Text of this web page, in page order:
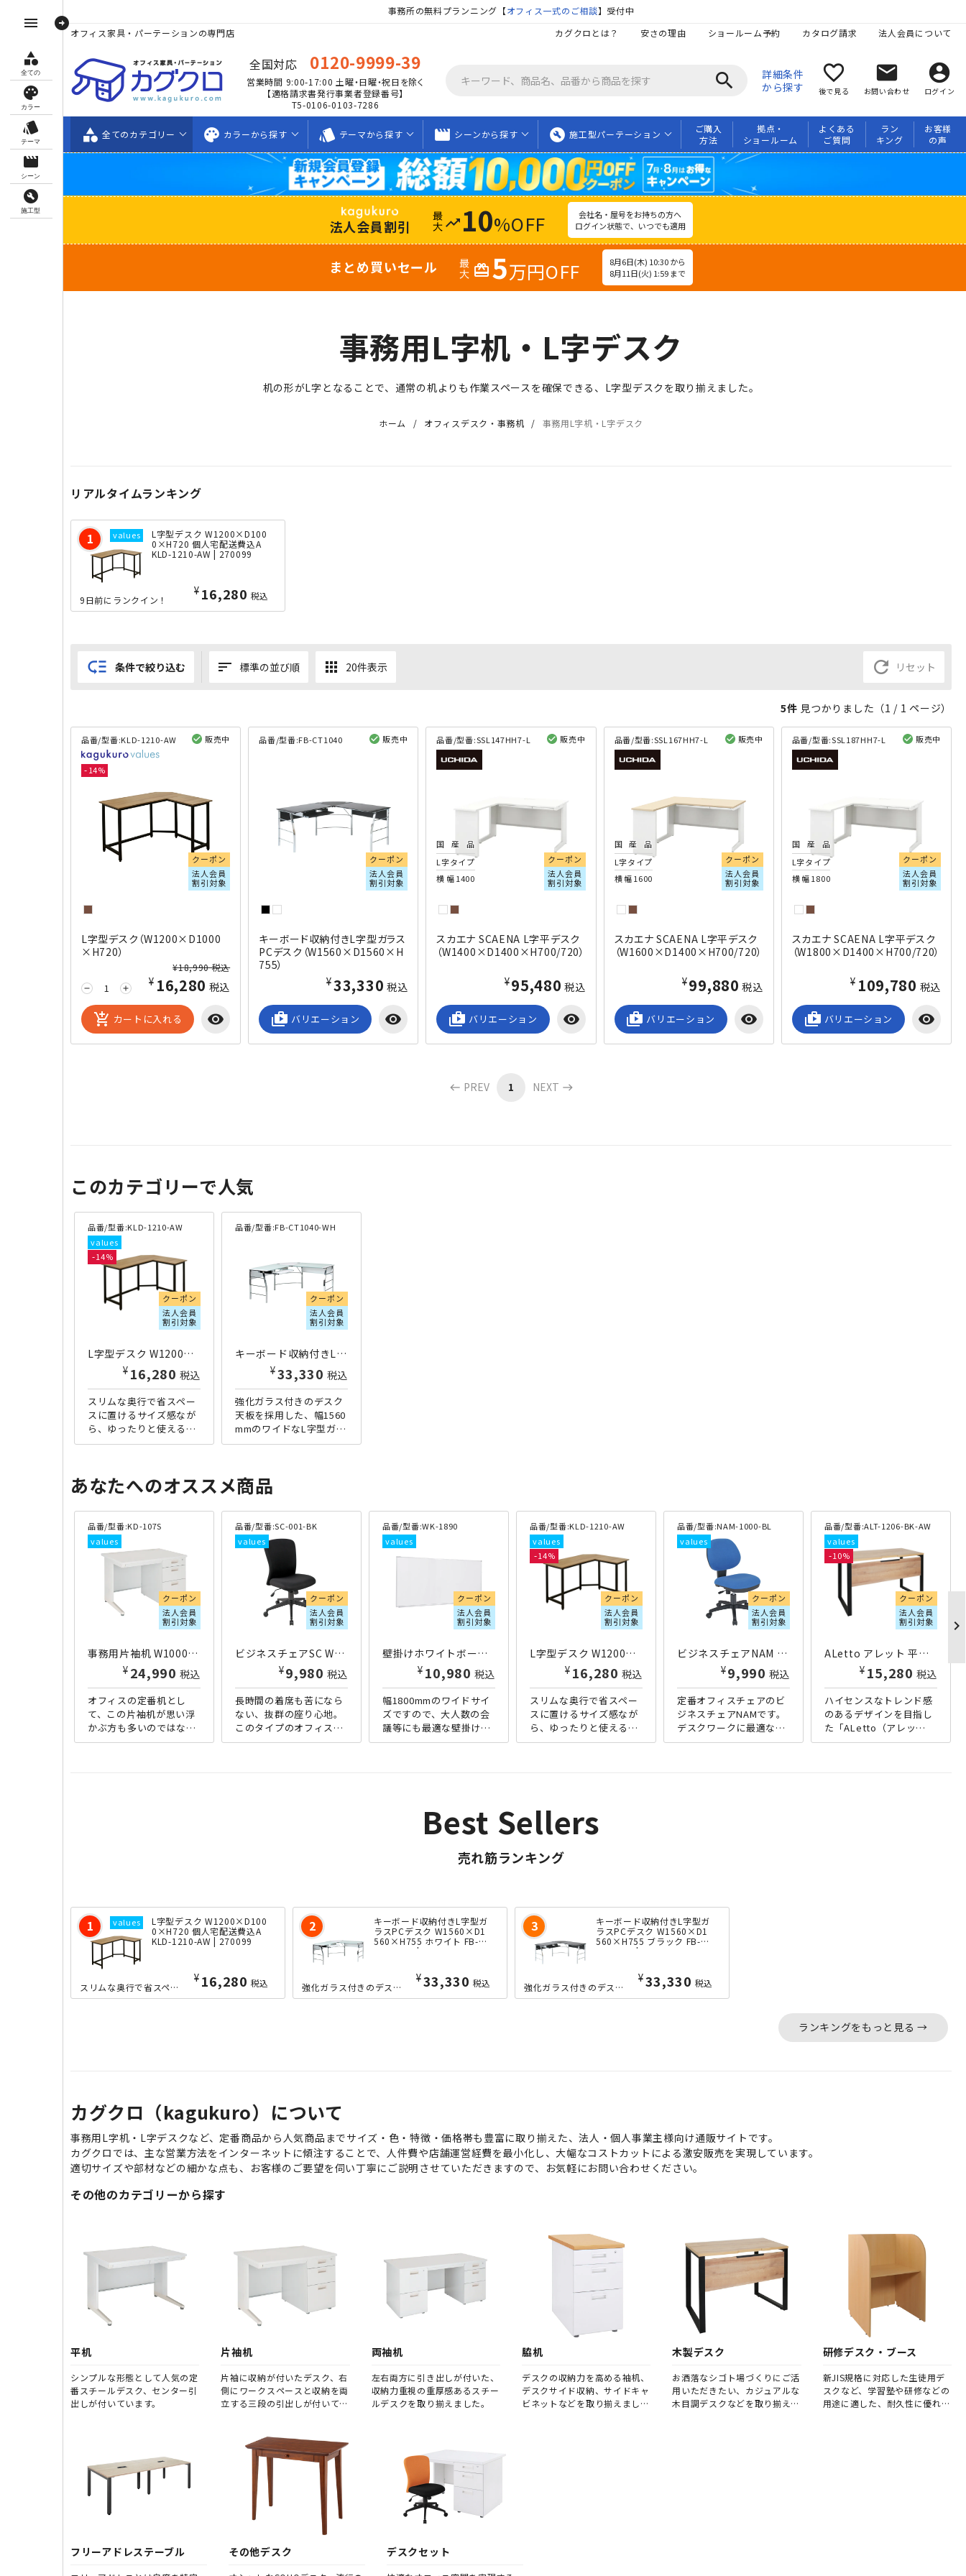
menu arrow_circle_right
category
全ての
palette
カラー
style
テーマ
movie_creation
シーン
build_circle
施工型
事務所の無料プランニング【オフィス一式のご相談】受付中
オフィス家具・パーテーションの専門店
カグクロとは？ 安さの理由 ショールーム予約 カタログ請求 法人会員について
全国対応 0120-9999-39
営業時間 9:00-17:00 土曜・日曜・祝日を除く
【適格請求書発行事業者登録番号】
T5-0106-0103-7286
search
詳細条件
から探す
favorite_border
後で見る
mail
お問い合わせ
account_circle
ログイン
category 全てのカテゴリー palette カラーから探す style テーマから探す movie_creation シーンから探す build_circle 施工型パーテーション
ご購入
方法
拠点・
ショールーム
よくある
ご質問
ラン
キング
お客様
の声
法人会員割引 trending_up 10%OFF
会社名・屋号をお持ちの方へ
ログイン状態で、いつでも適用
まとめ買いセール redeem 5万円OFF
8月6日(木) 10:30 から
8月11日(火) 1:59 まで
事務用L字机・L字デスク
机の形がL字となることで、通常の机よりも作業スペースを確保できる、L字型デスクを取り揃えました。
ホーム オフィスデスク・事務机 事務用L字机・L字デスク
リアルタイムランキング
L字型デスク W1200×D100
0×H720 個人宅配送費込A
KLD-1210-AW | 270099
¥ 18,990 税込
9日前にランクイン！
low_priority 条件で絞り込む sort 標準の並び順 apps 20件表示 refresh リセット
5件 見つかりました（1 / 1 ページ）
品番/型番:KLD-1210-AW
販売中
14
クーポン
法人会員
割引対象
L字型デスク（W1200×D1000
×H720）
remove add
¥18,990 税込
¥16,280 税込
add_shopping_cart カートに入れる visibility
品番/型番:FB-CT1040
販売中
クーポン
法人会員
割引対象
キーボード収納付きL字型ガラス
PCデスク（W1560×D1560×H
755）
¥33,330 税込
shop_2 バリエーション visibility
品番/型番:SSL147HH7-L
販売中
クーポン
法人会員
割引対象
国産品
L字タイプ
横幅1400
スカエナ SCAENA L字平デスク
（W1400×D1400×H700/720）
¥95,480 税込
shop_2 バリエーション visibility
品番/型番:SSL167HH7-L
販売中
クーポン
法人会員
割引対象
国産品
L字タイプ
横幅1600
スカエナ SCAENA L字平デスク
（W1600×D1400×H700/720）
¥99,880 税込
shop_2 バリエーション visibility
品番/型番:SSL187HH7-L
販売中
クーポン
法人会員
割引対象
国産品
L字タイプ
横幅1800
スカエナ SCAENA L字平デスク
（W1800×D1400×H700/720）
¥109,780 税込
shop_2 バリエーション visibility
west PREV 1 NEXT east
このカテゴリーで人気
品番/型番:KLD-1210-AW
14
クーポン
法人会員
割引対象
L字型デスク W1200×D1000×H720 個人宅配送費込A KLD-1210-AW | 270099
¥ 18,990 税込
スリムな奥行で省スペー
スに置けるサイズ感なが
ら、ゆったりと使えるL
字型デスクです。想像以
起動しな...
品番/型番:FB-CT1040-WH
クーポン
法人会員
割引対象
キーボード収納付きL字型ガラスPCデスク W1560×D1560×H755 ホワイト FB-CT1040-WH | 088778
¥33,330 税込
強化ガラス付きのデスク
天板を採用した、幅1560
mmのワイドなL字型ガラ
スPCデスクです。天板の
を...
あなたへのオススメ商品
品番/型番:KD-107S
クーポン
法人会員
割引対象
事務用片袖机 W1000×D700×H700 ニューグレー
¥ 24,990 税込
オフィスの定番机とし
て、この片袖机が思い浮
かぶ方も多いのではない
でしょうか。コンパクト
品番/型番:SC-001-BK
クーポン
法人会員
割引対象
ビジネスチェアSC W475×D550×H895-965 ブラック
¥9,980 税込
長時間の着席も苦になら
ない、抜群の座り心地。
このタイプのオフィスチ
ェアとしては比較的ロー
品番/型番:WK-1890
クーポン
法人会員
割引対象
壁掛けホワイトボード 無地 W1800×H905 ホワイト
¥ 10,980 税込
幅1800mmのワイドサイ
ズですので、大人数の会
議等にも最適な壁掛けホ
ワイトボードです。会議
品番/型番:KLD-1210-AW
14
クーポン
法人会員
割引対象
L字型デスク W1200×D1000×H720 その他木目
18,990税込
スリムな奥行で省スペー
スに置けるサイズ感なが
ら、ゆったりと使えるL
字型デスクです。想像以
品番/型番:NAM-1000-BL
クーポン
法人会員
割引対象
ビジネスチェアNAM W460×D570×H850-940 ブルー
¥9,990 税込
定番オフィスチェアのビ
ジネスチェアNAMです。
デスクワークに最適な確
かな座り心地と、シンプ
品番/型番:ALT-1206-BK-AW
10
クーポン
法人会員
割引対象
ALetto アレット 平机 W1200×D600×H720 その他木目
16,991税込
ハイセンスなトレンド感
のあるデザインを目指し
た「ALetto（アレッ
ト）」シリーズのスタン
chevron_right
Best Sellers
売れ筋ランキング
L字型デスク W1200×D100
0×H720 個人宅配送費込A
KLD-1210-AW | 270099
¥ 18,990 税込
スリムな奥行で省スペースに置けるサイズ感ながら、ゆったりと使えるL字型デスクです...
キーボード収納付きL字型ガ
ラスPCデスク W1560×D1
560×H755 ホワイト FB-CT
1040-WH | 088778
¥33,330 税込
強化ガラス付きのデスク天板を採用した、幅1560mmのワイドなL字型ガラスPCデ...
キーボード収納付きL字型ガ
ラスPCデスク W1560×D1
560×H755 ブラック FB-CT
1040-BK | 080598
¥33,330 税込
強化ガラス付きのデスク天板を採用した、幅1560mmのワイドなL字型ガラスPCデ...
ランキングをもっと見る →
カグクロ（kagukuro）について
事務用L字机・L字デスクなど、定番商品から人気商品までサイズ・色・特徴・価格帯も豊富に取り揃えた、法人・個人事業主様向け通販サイトです。
カグクロでは、主な営業方法をインターネットに傾注することで、人件費や店舗運営経費を最小化し、大幅なコストカットによる激安販売を実現しています。
適切サイズや部材などの細かな点も、お客様のご要望を伺い丁寧にご説明させていただきますので、お気軽にお問い合わせください。
その他のカテゴリーから探す
平机
シンプルな形態として人気の定
番スチールデスク、センター引
出しが付いています。
片袖机
片袖に収納が付いたデスク、右
側にワークスペースと収納を両
立する三段の引出しが付いてい
両袖机
左右両方に引き出しが付いた、
収納力重視の重厚感あるスチー
ルデスクを取り揃えました。
脇机
デスクの収納力を高める袖机、
デスクサイド収納、サイドキャ
ビネットなどを取り揃えまし
木製デスク
お洒落なシゴト場づくりにご活
用いただきたい、カジュアルな
木目調デスクなどを取り揃えま
研修デスク・ブース
新JIS規格に対応した生徒用デ
スクなど、学習塾や研修などの
用途に適した、耐久性に優れた
フリーアドレステーブル その他デスク デスクセット